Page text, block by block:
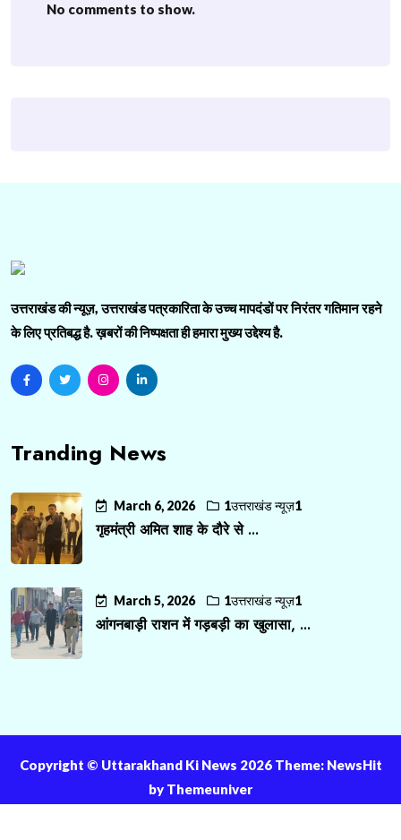
No comments to show.
उत्तराखंड की न्यूज़, उत्तराखंड पत्रकारिता के उच्च मापदंडों पर निरंतर गतिमान रहने
के लिए प्रतिबद्ध है. ख़बरों की निष्पक्षता ही हमारा मुख्य उद्देश्य है.
Tranding News
March 6, 2026 1उत्तराखंड न्यूज़1
गृहमंत्री अमित शाह के दौरे से ...
March 5, 2026 1उत्तराखंड न्यूज़1
आंगनबाड़ी राशन में गड़बड़ी का खुलासा, ...
Copyright ©️ Uttarakhand Ki News 2026 Theme: NewsHit
by Themeuniver